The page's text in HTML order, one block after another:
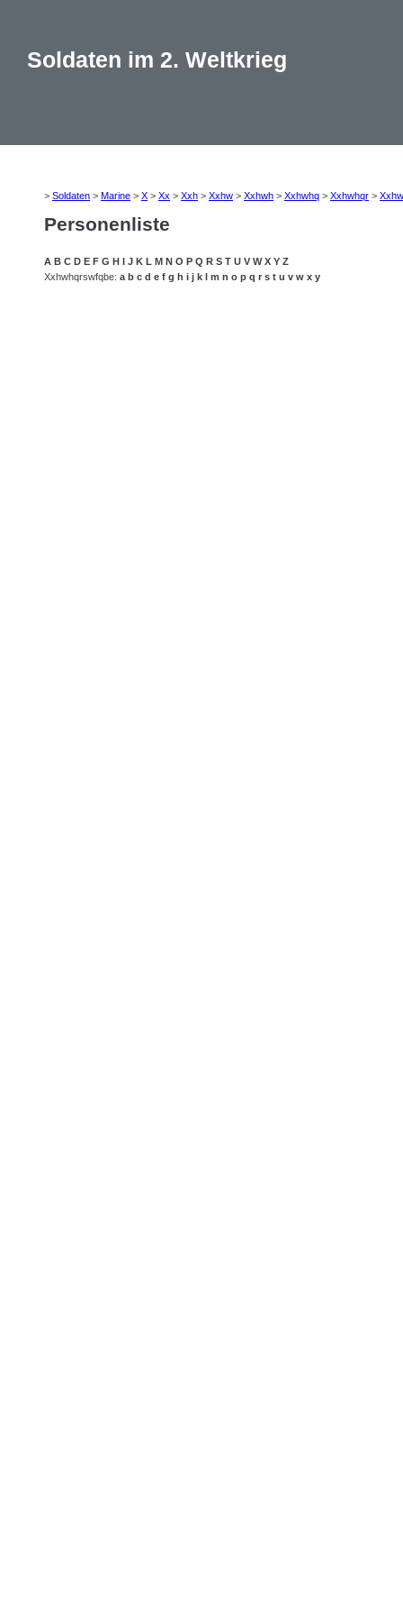
Soldaten im 2. Weltkrieg
> Soldaten > Marine > X > Xx > Xxh > Xxhw > Xxhwh > Xxhwhq > Xxhwhqr >
Personenliste
A B C D E F G H I J K L M N O P Q R S T U V W X Y Z
Xxhwhqrswfqbe: a b c d e f g h i j k l m n o p q r s t u v w x y